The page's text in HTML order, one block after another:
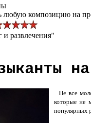
любую композицию на
и развлечения"
Не все
которые не
популярных